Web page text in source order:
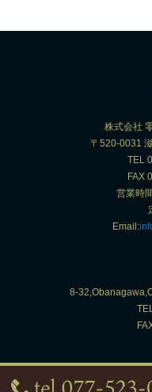
株式会社
〒520-0031
TEL
営業時
Email:
8-